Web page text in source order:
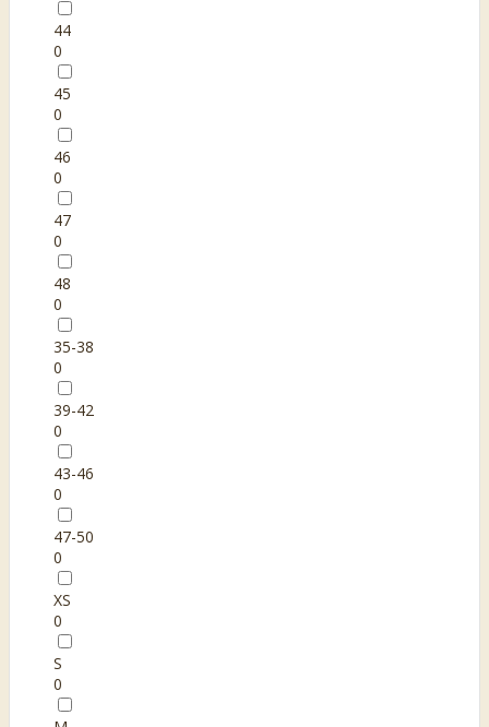
44
0
45
0
46
0
47
0
48
0
35-38
0
39-42
0
43-46
0
47-50
0
XS
0
S
0